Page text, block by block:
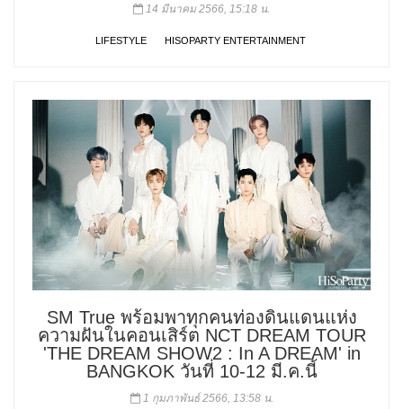
14 มีนาคม 2566, 15:18 น.
LIFESTYLE HISOPARTY ENTERTAINMENT
SM True พร้อมพาทุกคนท่องดินแดนแห่ง
ความฝันในคอนเสิร์ต NCT DREAM TOUR
'THE DREAM SHOW2 : In A DREAM' in
BANGKOK วันที่ 10-12 มี.ค.นี้
1 กุมภาพันธ์ 2566, 13:58 น.